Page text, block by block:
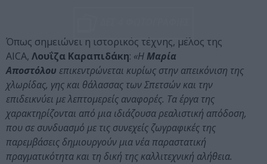
Όπως σημειώνει η ιστορικός τέχνης, μέλος της
AICA, Λουΐζα Καραπιδάκη: «ΗΜαρία
Αποστόλου επικεντρώνεται κυρίως στην απεικόνιση της
χλωρίδας, γης και θάλασσας των Σπετσών και την
επιδεικνύει με λεπτομερείς αναφορές. Τα έργα της
χαρακτηρίζονται από μια ιδιάζουσα ρεαλιστική απόδοση,
που σε συνδυασμό με τις συνεχείς ζωγραφικές της
παρεμβάσεις δημιουργούν μια νέα παραστατική
πραγματικότητα και τη δική της καλλιτεχνική αλήθεια.